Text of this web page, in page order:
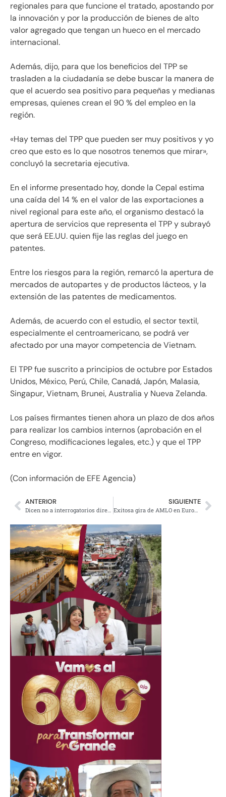
regionales para que funcione el tratado, apostando por
la innovación y por la producción de bienes de alto
valor agregado que tengan un hueco en el mercado
internacional.
Además, dijo, para que los beneficios del TPP se
trasladen a la ciudadanía se debe buscar la manera de
que el acuerdo sea positivo para pequeñas y medianas
empresas, quienes crean el 90 % del empleo en la
región.
«Hay temas del TPP que pueden ser muy positivos y yo
creo que esto es lo que nosotros tenemos que mirar»,
concluyó la secretaria ejecutiva.
En el informe presentado hoy, donde la Cepal estima
una caída del 14 % en el valor de las exportaciones a
nivel regional para este año, el organismo destacó la
apertura de servicios que representa el TPP y subrayó
que será EE.UU. quien fije las reglas del juego en
patentes.
Entre los riesgos para la región, remarcó la apertura de
mercados de autopartes y de productos lácteos, y la
extensión de las patentes de medicamentos.
Además, de acuerdo con el estudio, el sector textil,
especialmente el centroamericano, se podrá ver
afectado por una mayor competencia de Vietnam.
El TPP fue suscrito a principios de octubre por Estados
Unidos, México, Perú, Chile, Canadá, Japón, Malasia,
Singapur, Vietnam, Brunei, Australia y Nueva Zelanda.
Los países firmantes tienen ahora un plazo de dos años
para realizar los cambios internos (aprobación en el
Congreso, modificaciones legales, etc.) y que el TPP
entre en vigor.
(Con información de EFE Agencia)
ANTERIOR
Dicen no a interrogatorios directos a militares sobre caso Ayotzinapa
SIGUIENTE
Exitosa gira de AMLO en Europa molesta al PRI, PAN y PRD